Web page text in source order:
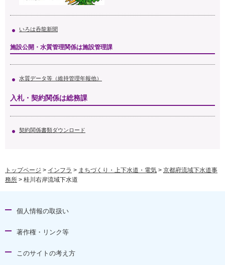
いろは呑龍新聞
施設公開・水質管理関係は施設管理課
水質データ等（維持管理年報他）
入札・契約関係は総務課
契約関係書類ダウンロード
トップページ > インフラ > まちづくり・上下水道・電気 > 京都府流域下水道事
務所 > 桂川右岸流域下水道
個人情報の取扱い
著作権・リンク等
このサイトの考え方